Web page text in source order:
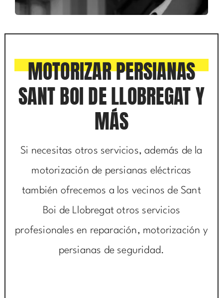
MOTORIZAR PERSIANAS
SANT BOI DE LLOBREGAT Y
MÁS
Si necesitas otros servicios, además de la
motorización de persianas eléctricas
también ofrecemos a los vecinos de Sant
Boi de Llobregat otros servicios
profesionales en reparación, motorización y
persianas de seguridad.